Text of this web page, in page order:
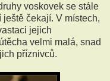
voskovek se stále
čekají. V místech,
jejich
velmi malá, snad
příznivců.